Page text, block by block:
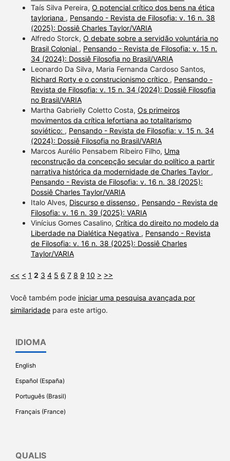
Taís Silva Pereira, O potencial crítico dos bens na ética
tayloriana , Pensando - Revista de Filosofia: v. 16 n. 38
(2025): Dossiê Charles Taylor/VARIA
Alfredo Storck, O debate sobre a servidão voluntária no
Brasil Colonial , Pensando - Revista de Filosofia: v. 15 n.
34 (2024): Dossiê Filosofia no Brasil/VARIA
Leonardo Da Silva, Maria Fernanda Cardoso Santos,
Richard Rorty e o construcionismo crítico , Pensando -
Revista de Filosofia: v. 15 n. 34 (2024): Dossiê Filosofia
no Brasil/VARIA
Martha Gabrielly Coletto Costa, Os primeiros
movimentos da crítica lefortiana ao totalitarismo
soviético: , Pensando - Revista de Filosofia: v. 15 n. 34
(2024): Dossiê Filosofia no Brasil/VARIA
Marcos Aurélio Pensabem Ribeiro Filho, Uma
reconstrução da concepção secular do político a partir
narrativa histórica da modernidade de Charles Taylor ,
Pensando - Revista de Filosofia: v. 16 n. 38 (2025):
Dossiê Charles Taylor/VARIA
Italo Alves, Discurso e dissenso , Pensando - Revista de
Filosofia: v. 16 n. 39 (2025): VARIA
Vinícius Gomes Casalino, Crítica do direito no modelo da
Liberdade na Dialética Negativa , Pensando - Revista
de Filosofia: v. 16 n. 38 (2025): Dossiê Charles
Taylor/VARIA
<< < 1 2 3 4 5 6 7 8 9 10 > >>
Você também pode iniciar uma pesquisa avançada por
similaridadepara este artigo.
IDIOMA
English
Español (España)
Português (Brasil)
Français (France)
QUALIS